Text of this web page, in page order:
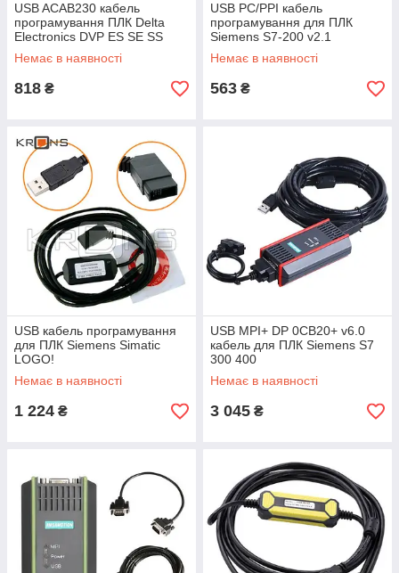
USB ACAB230 кабель
програмування ПЛК Delta
Electronics DVP ES SE SS
Немає в наявності
818 ₴
USB PC/PPI кабель
програмування для ПЛК
Siemens S7-200 v2.1
Немає в наявності
563 ₴
USB кабель програмування
для ПЛК Siemens Simatic
LOGO!
Немає в наявності
1 224 ₴
USB MPI+ DP 0CB20+ v6.0
кабель для ПЛК Siemens S7
300 400
Немає в наявності
3 045 ₴